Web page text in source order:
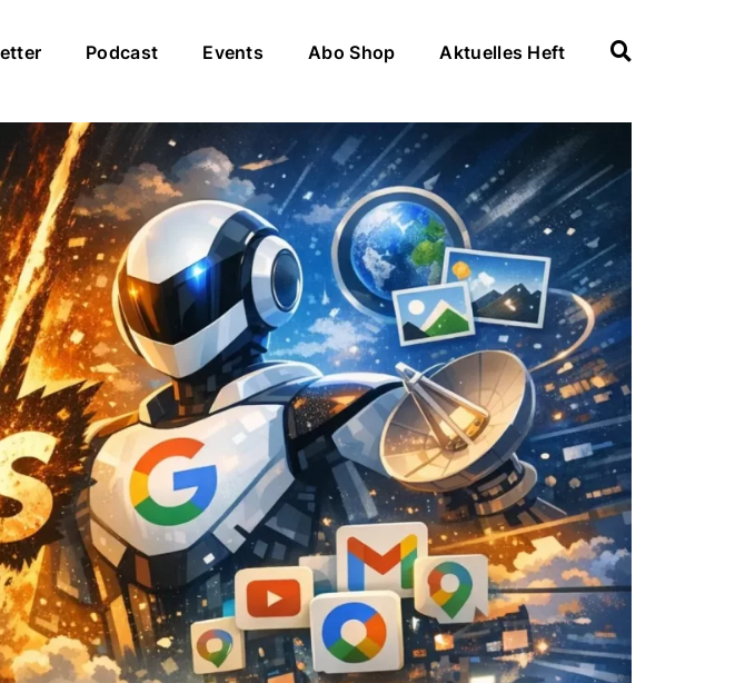
Podcast Events Abo Shop Aktuelles Heft